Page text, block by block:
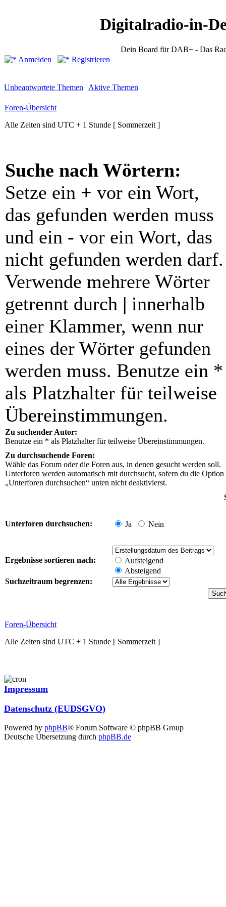
Digitalradio-in-
Dein Board für DAB+ - Das
Anmelden
Registrieren
Unbeantwortete Themen | Aktive Themen
Foren-Übersicht
Alle Zeiten sind UTC + 1 Stunde [ Sommerzeit ]
Suche nach Wörtern:
Setze ein + vor ein Wort,
das gefunden werden muss
und ein - vor ein Wort, das
nicht gefunden werden darf.
Verwende mehrere Wörter
getrennt durch | innerhalb
einer Klammer, wenn nur
eines der Wörter gefunden
werden muss. Benutze ein *
als Platzhalter für teilweise
Übereinstimmungen.
Zu suchender Autor:
Benutze ein * als Platzhalter für teilweise Übereinstimmungen.
Zu durchsuchende Foren:
Wähle das Forum oder die Foren aus, in denen gesucht werden soll.
Unterforen werden automatisch mit durchsucht, sofern du die Option
„Unterforen durchsuchen“ unten nicht deaktivierst.
Unterforen durchsuchen: Ja Nein
Ergebnisse sortieren nach:
Aufsteigend
Absteigend
Suchzeitraum begrenzen:
Foren-Übersicht
Alle Zeiten sind UTC + 1 Stunde [ Sommerzeit ]
Impressum
Datenschutz (EUDSGVO)
Powered by phpBB® Forum Software © phpBB Group
Deutsche Übersetzung durch phpBB.de